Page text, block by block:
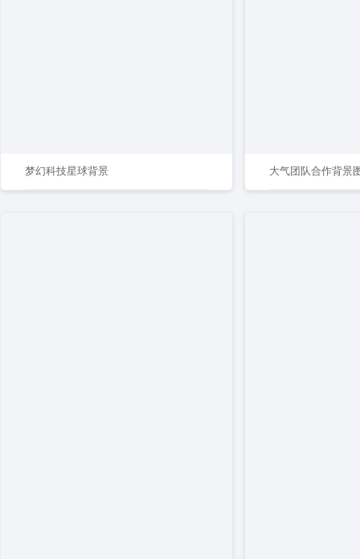
梦幻科技星球背景 大气团队合作背景